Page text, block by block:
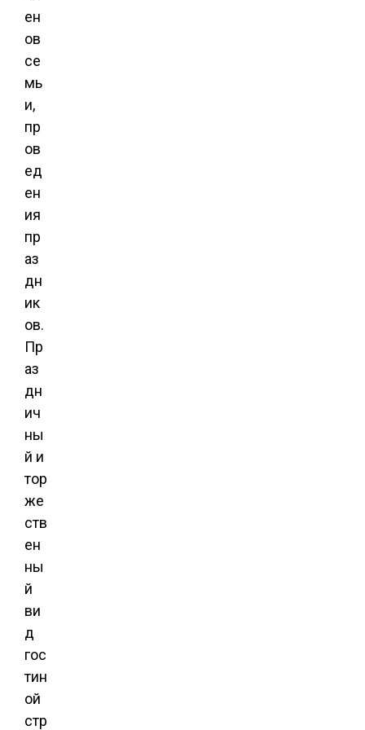
ен
ов
се
мь
и,
пр
ов
ед
ен
ия
пр
аз
дн
ик
ов.
Пр
аз
дн
ич
ны
й и
тор
же
ств
ен
ны
й
ви
д
гос
тин
ой
стр